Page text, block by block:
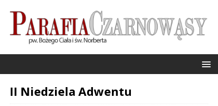
II Niedziela Adwentu